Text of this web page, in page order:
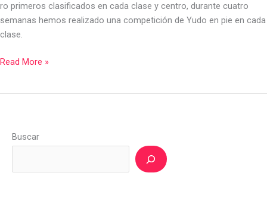
ro primeros clasificados en cada clase y centro, durante cuatro
semanas hemos realizado una competición de Yudo en pie en cada
clase.
Read More »
Buscar